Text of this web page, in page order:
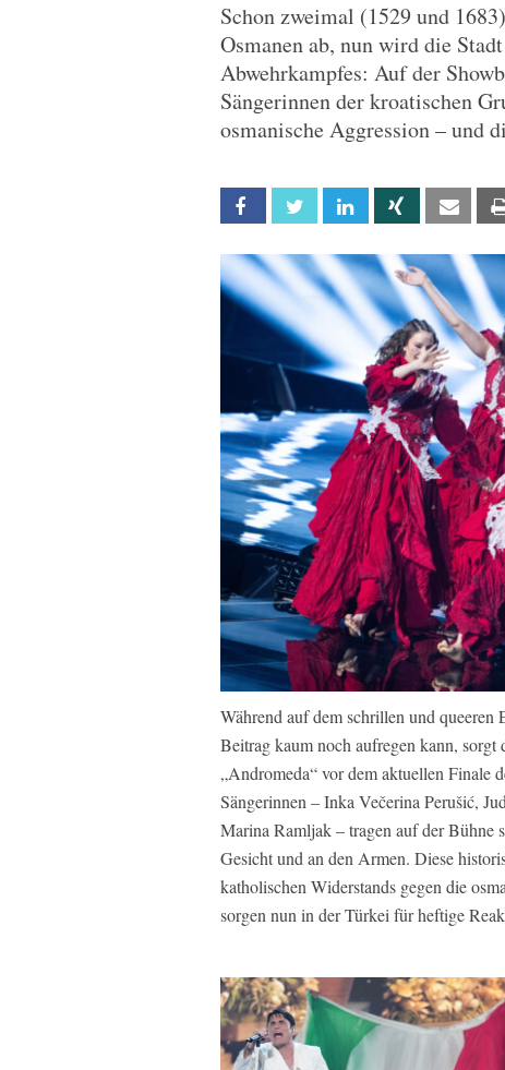
Schon zweimal (1529 und
Osmanen ab, nun wird die
Abwehrkampfes: Auf der
Sängerinnen der kroatischen
osmanische Aggression – und
Facebook Twitter Linkedin Xing Email
Während auf dem schrillen und queeren
Beitrag kaum noch aufregen kann,
„Andromeda“ vor dem aktuellen Finale
Sängerinnen – Inka Večerina Perušić,
Marina Ramljak – tragen auf der Bühne
Gesicht und an den Armen. Diese
katholischen Widerstands gegen die
sorgen nun in der Türkei für heftige